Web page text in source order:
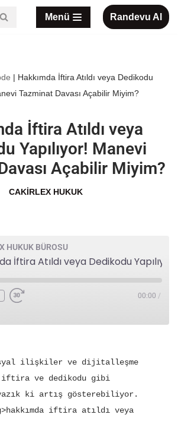
Menü Randevu Al
| Hakkımda İftira Atıldı veya Dedikodu
Tazminat Davası Açabilir Miyim?
İftira Atıldı veya
Yapılıyor! Manevi
Açabilir Miyim?
CAKIRLEX HUKUK
HUKUK BÜROSU
00:00 /
ilişkiler ve dijitalleşme
ve dedikodu gibi
ki artış gösterebiliyor.
iftira atıldı veya